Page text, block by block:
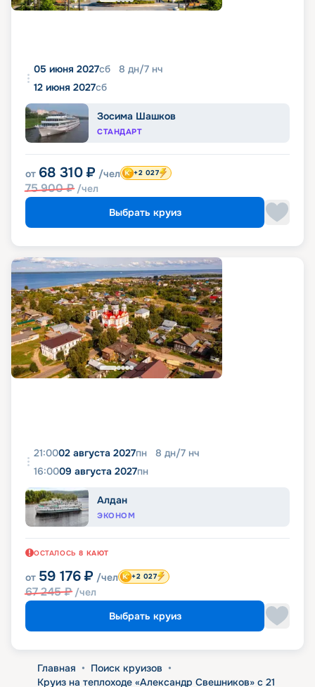
05 июня 2027сб 8 дн/7 нч
12 июня 2027сб
Зосима Шашков
СТАНДАРТ
от 68 310 ₽ /чел
75 900₽ /чел
+2 027
Выбрать круиз
21:0002 августа 2027пн 8 дн/7 нч
16:0009 августа 2027пн
Алдан
ЭКОНОМ
ОСТАЛОСЬ 8 КАЮТ
от 59 176 ₽ /чел
67 245₽ /чел
+2 027
Выбрать круиз
Главная • Поиск круизов •
Круиз на теплоходе «Александр Свешников» с 21